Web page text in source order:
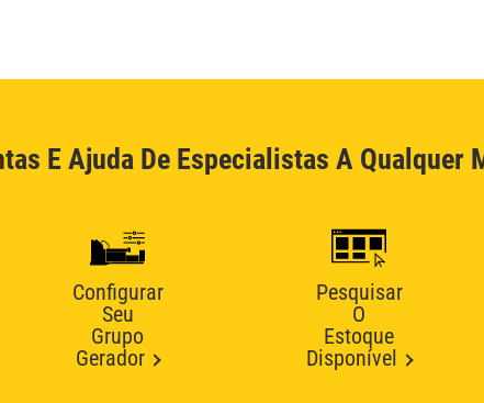
E Ajuda De Especialistas A Qualquer
Configurar
Seu
Grupo
Gerador
Pesquisar
O
Estoque
Disponível